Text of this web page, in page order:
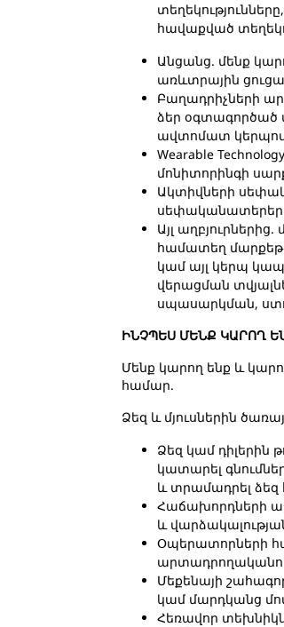
հավաքված
Անցանց. մենք
առևտրային
Բաղադրիչների
ձեր օգտագործած
ավտոմատ
Wearable
մոնիտորինգի
Ակտիվների
Այլ
համատեղ
կամ այլ կերպ
վերացման
սպասարկման,
ԻՆՉՊԵՍ ՄԵՆՔ ԿԱՐՈՂ
Մենք կարող ենք և
համար.
Ձեզ և մյուսներին
Ձեզ կամ դիլերին
կատարել
և տրամադրել
Հաճախորդների
և
Օպերատորների
Մեքենայի
կամ մարդկանց
Հեռավոր